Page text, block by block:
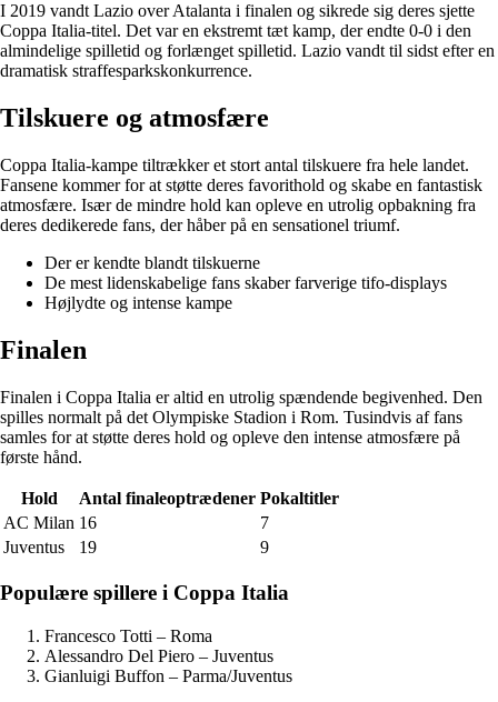
I 2019 vandt Lazio over Atalanta i finalen og sikrede sig deres sjette
Coppa Italia-titel. Det var en ekstremt tæt kamp, der endte 0-0 i den
almindelige spilletid og forlænget spilletid. Lazio vandt til sidst efter en
dramatisk straffesparkskonkurrence.
Tilskuere og atmosfære
Coppa Italia-kampe tiltrækker et stort antal tilskuere fra hele landet.
Fansene kommer for at støtte deres favorithold og skabe en fantastisk
atmosfære. Især de mindre hold kan opleve en utrolig opbakning fra
deres dedikerede fans, der håber på en sensationel triumf.
Der er kendte blandt tilskuerne
De mest lidenskabelige fans skaber farverige tifo-displays
Højlydte og intense kampe
Finalen
Finalen i Coppa Italia er altid en utrolig spændende begivenhed. Den
spilles normalt på det Olympiske Stadion i Rom. Tusindvis af fans
samles for at støtte deres hold og opleve den intense atmosfære på
første hånd.
Hold Antal finaleoptrædener Pokaltitler
AC Milan 16
7
Juventus
19 9
Populære spillere i Coppa Italia
Francesco Totti – Roma
Alessandro Del Piero – Juventus
Gianluigi Buffon – Parma/Juventus